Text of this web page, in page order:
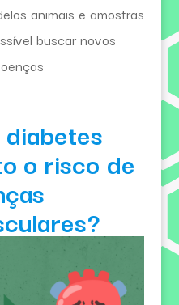
animais e amostras
buscar novos
o risco de